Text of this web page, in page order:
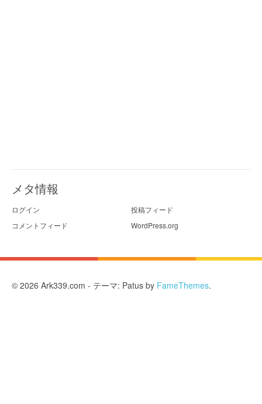
メタ情報
ログイン
投稿フィード
コメントフィード
WordPress.org
© 2026 Ark339.com - テーマ: Patus by FameThemes.